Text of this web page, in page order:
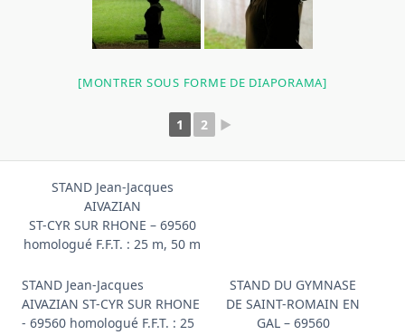
[MONTRER SOUS FORME DE DIAPORAMA]
1 2 ►
STAND Jean-Jacques
AIVAZIAN
ST-CYR SUR RHONE – 69560
homologué F.F.T. : 25 m, 50 m
STAND Jean-Jacques
AIVAZIAN ST-CYR SUR RHONE
- 69560 homologué F.F.T. : 25
STAND DU GYMNASE
DE SAINT-ROMAIN EN
GAL – 69560